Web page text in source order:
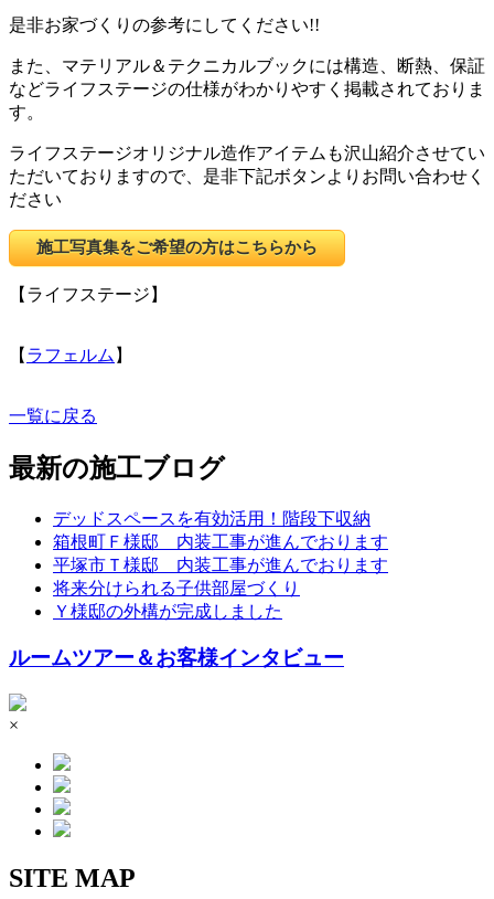
是非お家づくりの参考にしてください!!
また、マテリアル＆テクニカルブックには構造、断熱、保証
などライフステージの仕様がわかりやすく掲載されておりま
す。
ライフステージオリジナル造作アイテムも沢山紹介させてい
ただいておりますので、是非下記ボタンよりお問い合わせく
ださい
施工写真集をご希望の方はこちらから
【ライフステージ】
【 ラフェルム 】
一覧に戻る
最新の施工ブログ
デッドスペースを有効活用！階段下収納
箱根町Ｆ様邸 内装工事が進んでおります
平塚市Ｔ様邸 内装工事が進んでおります
将来分けられる子供部屋づくり
Ｙ様邸の外構が完成しました
ルームツアー＆お客様インタビュー
×
SITE MAP